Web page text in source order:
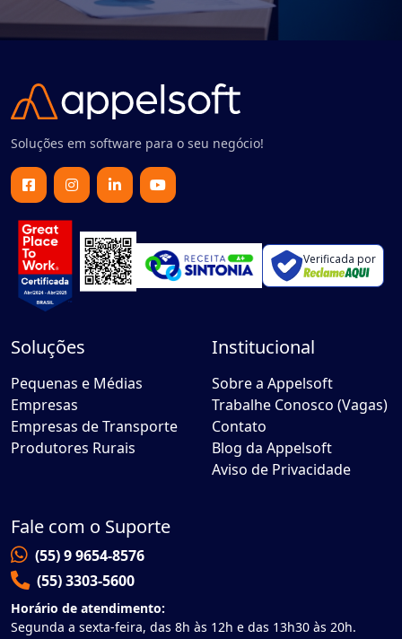
Soluções em software para o seu negócio!
Verificada por
Soluções
Pequenas e Médias
Empresas
Empresas de Transporte
Produtores Rurais
Institucional
Sobre a Appelsoft
Trabalhe Conosco (Vagas)
Contato
Blog da Appelsoft
Aviso de Privacidade
Fale com o Suporte
(55) 9 9654-8576
(55) 3303-5600
Horário de atendimento:
Segunda a sexta-feira, das 8h às 12h e das 13h30 às 20h.